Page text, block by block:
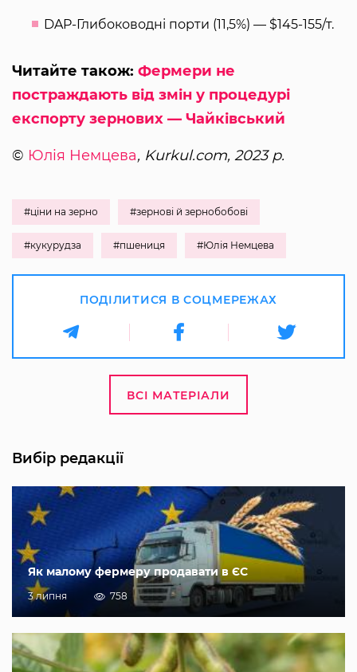
DAP-Глибоководні порти (11,5%) — $145-155/т.
Читайте також: Фермери не
постраждають від змін у процедурі
експорту зернових — Чайківський
© Юлія Немцева, Kurkul.com, 2023 р.
#ціни на зерно #зернові й зернобобові
#кукурудза #пшениця #Юлія Немцева
ПОДІЛИТИСЯ В СОЦМЕРЕЖАХ
ВСІ МАТЕРІАЛИ
Вибір редакції
Як малому фермеру продавати в ЄС
3 липня 758